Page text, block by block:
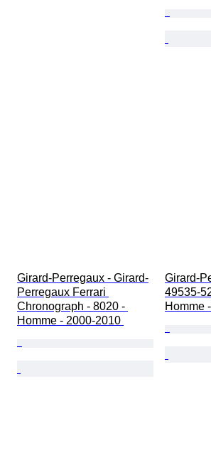
Girard-Perregaux - Girard-
Perregaux Ferrari
Chronograph - 8020 -
Homme - 2000-2010
Girard-
49535-
Homme